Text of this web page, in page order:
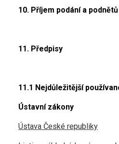
10. Příjem podání a podnětů
11. Předpisy
11.1 Nejdůležitější
Ústavní zákony
Ústava České republiky